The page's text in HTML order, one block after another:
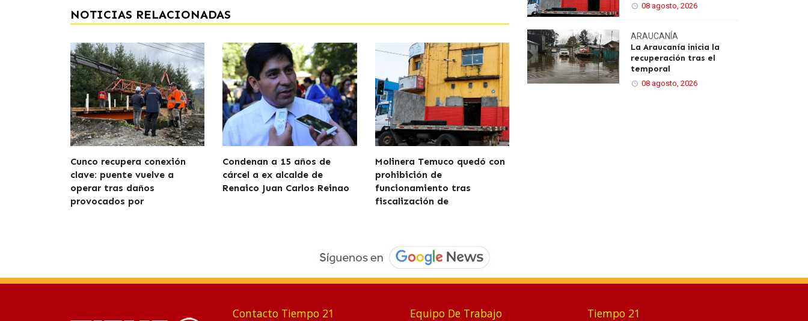
NOTICIAS RELACIONADAS
Cunco recupera conexión
clave: puente vuelve a
operar tras daños
provocados por
Condenan a 15 años de
cárcel a ex alcalde de
Renaico Juan Carlos Reinao
Molinera Temuco quedó con
prohibición de
funcionamiento tras
fiscalización de
08 agosto, 2026
ARAUCANÍA
La Araucanía inicia la
recuperación tras el
temporal
08 agosto, 2026
Contacto Tiempo 21 Equipo De Trabajo Tiempo 21